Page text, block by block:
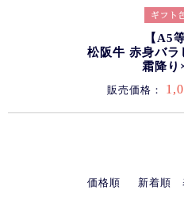
【A5
松阪牛 赤身バラ
霜降り
販売価格：
価格順 新着順